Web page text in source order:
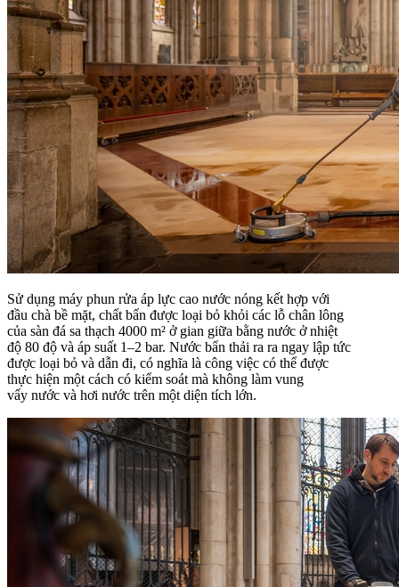
Công trình: 1248 đến 1880 (tạm dừng trong khoảng
300 năm từ 1528 đến 1823)
Phong cách kiến trúc: Gothic
Chiều cao: 157.18 m (tòa phía Bắc) và 157.22 m (tòa
phía Nam)
Chiều dài: 144.58 m
Chiều rộng: 86.25 m
Số lượng du khách: Khoảng sáu triệu một năm (trước
đại dịch Covid)
máy móc.
Sử dụng máy phun rửa áp lực cao nước nóng kết hợp với
đầu chà bề mặt, chất bẩn được loại bỏ khỏi các lỗ chân lông
của sàn đá sa thạch 4000 m² ở gian giữa bằng nước ở nhiệt
độ 80 độ và áp suất 1–2 bar. Nước bẩn thải ra ra ngay lập tức
được loại bỏ và dẫn đi, có nghĩa là công việc có thể được
thực hiện một cách có kiểm soát mà không làm vung
vẩy nước và hơi nước trên một diện tích lớn.